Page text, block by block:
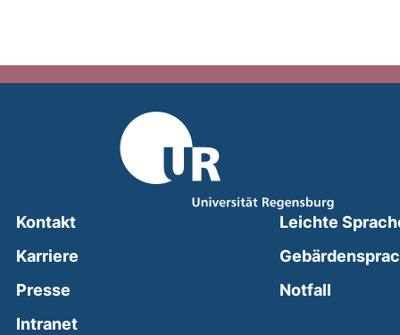
Kontakt
Karriere
Presse
Intranet(external link, opens in a new window)
Leichte
Notfall